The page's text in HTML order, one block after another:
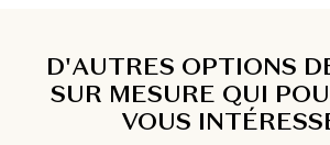
D'AUTRES OPTIONS
SUR MESURE QUI
VOUS